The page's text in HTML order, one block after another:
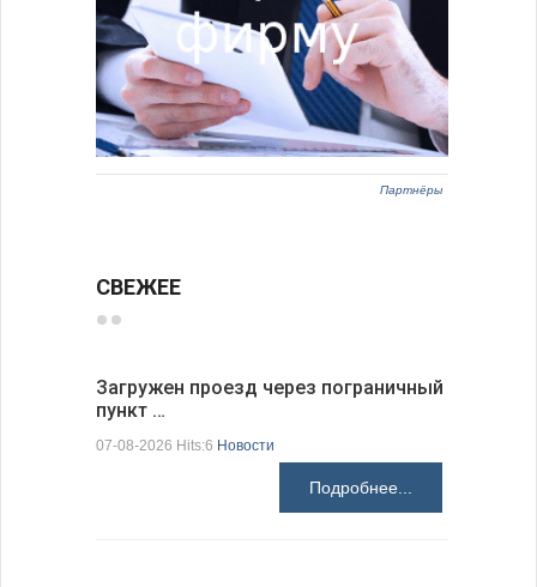
Партнёры
СВЕЖЕЕ
Загружен проезд через пограничный
пункт …
07-08-2026 Hits:6 Новости
Подробнее...